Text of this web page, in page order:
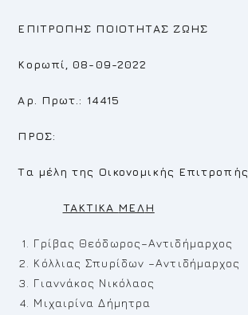
ΕΠΙΤΡΟΠΗΣ ΠΟΙΟΤΗΤΑΣ ΖΩΗΣ
Κορωπί, 08-09-2022
Αρ. Πρωτ.: 14415
ΠΡΟΣ:
Τα μέλη της Οικονομικής Επιτροπής
TAKTIKA MEΛH
Γρίβας Θεόδωρος–Αντιδήμαρχος
Κόλλιας Σπυρίδων –Αντιδήμαρχος
Γιαννάκος Νικόλαος
Μιχαιρίνα Δήμητρα